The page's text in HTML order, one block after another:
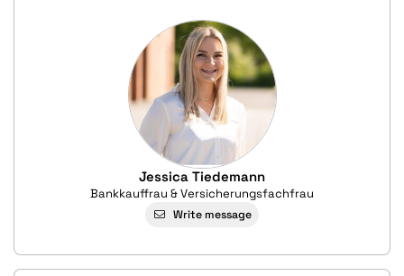
Jessica Tiedemann
Bankkauffrau & Versicherungsfachfrau
Write message